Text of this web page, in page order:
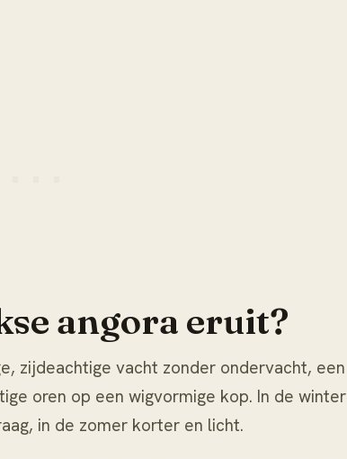
angora eruit?
zijdeachtige vacht zonder ondervacht, een
oren op een wigvormige kop. In de winter
in de zomer korter en licht.